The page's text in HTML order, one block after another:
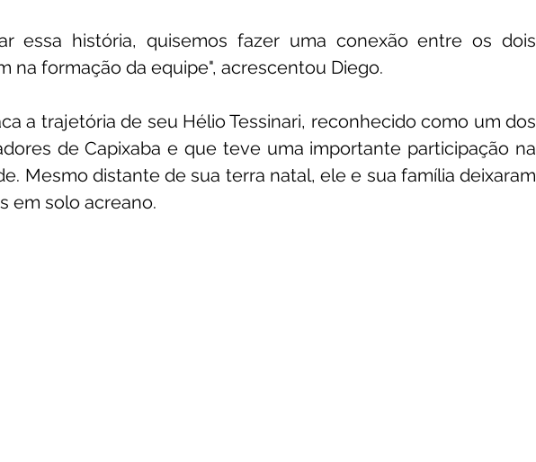
essa história, quisemos fazer uma conexão entre os dois
na formação da equipe", acrescentou Diego.
a trajetória de seu Hélio Tessinari, reconhecido como um dos
de Capixaba e que teve uma importante participação na
Mesmo distante de sua terra natal, ele e sua família deixaram
em solo acreano.